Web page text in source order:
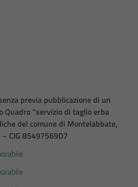
previa pubblicazione di un
Quadro “servizio di taglio erba
del comune di Montelabbate,
– CIG 85497569D7